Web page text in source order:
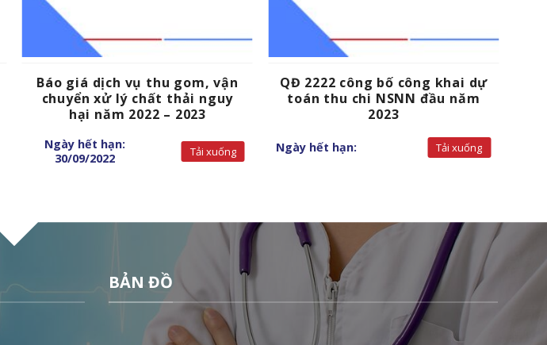
Báo giá dịch vụ thu gom, vận
chuyển xử lý chất thải nguy
hại năm 2022 – 2023
Ngày hết hạn:
30/09/2022
Tải xuống
QĐ 2222 công bố công khai dự
toán thu chi NSNN đầu năm
2023
Ngày hết hạn: Tải xuống
BẢN ĐỒ